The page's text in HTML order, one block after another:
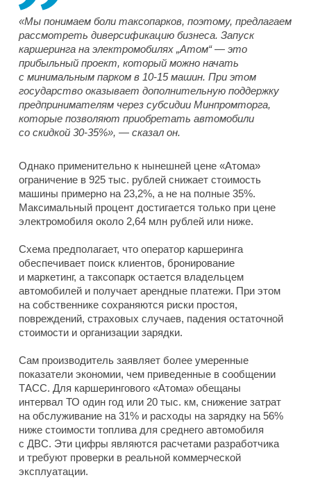
«Мы понимаем боли таксопарков, поэтому, предлагаем
рассмотреть диверсификацию бизнеса. Запуск
каршеринга на электромобилях „Атом“ — это
прибыльный проект, который можно начать
с минимальным парком в 10-15 машин. При этом
государство оказывает дополнительную поддержку
предпринимателям через субсидии Минпромторга,
которые позволяют приобретать автомобили
со скидкой 30-35%», — сказал он.
Однако применительно к нынешней цене «Атома»
ограничение в 925 тыс. рублей снижает стоимость
машины примерно на 23,2%, а не на полные 35%.
Максимальный процент достигается только при цене
электромобиля около 2,64 млн рублей или ниже.
Схема предполагает, что оператор каршеринга
обеспечивает поиск клиентов, бронирование
и маркетинг, а таксопарк остается владельцем
автомобилей и получает арендные платежи. При этом
на собственнике сохраняются риски простоя,
повреждений, страховых случаев, падения остаточной
стоимости и организации зарядки.
Сам производитель заявляет более умеренные
показатели экономии, чем приведенные в сообщении
ТАСС. Для каршерингового «Атома» обещаны
интервал ТО один год или 20 тыс. км, снижение затрат
на обслуживание на 31% и расходы на зарядку на 56%
ниже стоимости топлива для среднего автомобиля
с ДВС. Эти цифры являются расчетами разработчика
и требуют проверки в реальной коммерческой
эксплуатации.